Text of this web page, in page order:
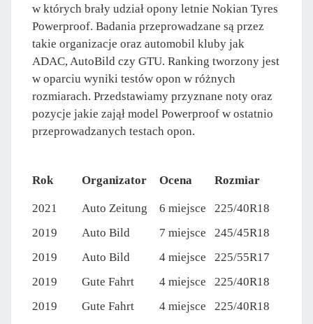
w których brały udział opony letnie Nokian Tyres
Powerproof. Badania przeprowadzane są przez
takie organizacje oraz automobil kluby jak
ADAC, AutoBild czy GTU. Ranking tworzony jest
w oparciu wyniki testów opon w różnych
rozmiarach. Przedstawiamy przyznane noty oraz
pozycje jakie zajął model Powerproof w ostatnio
przeprowadzanych testach opon.
Rok Organizator Ocena Rozmiar
2021 Auto Zeitung 6 miejsce
225/40R18
2019
Auto Bild 7 miejsce
245/45R18
2019
Auto Bild 4 miejsce
225/55R17
2019
Gute Fahrt 4 miejsce
225/40R18
2019
Gute Fahrt 4 miejsce 225/40R18